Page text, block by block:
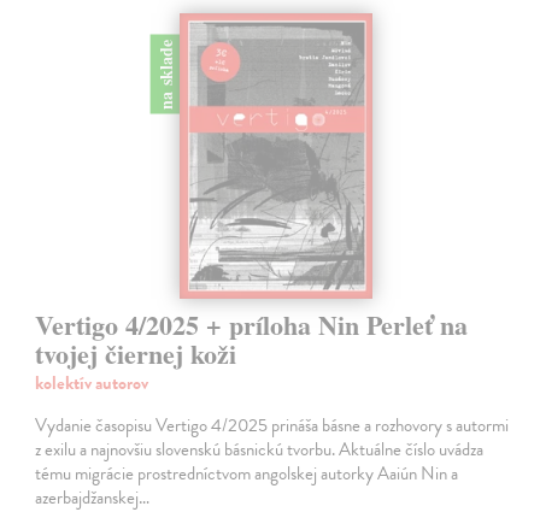
na sklade
Vertigo 4/2025 + príloha Nin Perleť na
tvojej čiernej koži
kolektív autorov
Vydanie časopisu Vertigo 4/2025 prináša básne a rozhovory s autormi
z exilu a najnovšiu slovenskú básnickú tvorbu. Aktuálne číslo uvádza
tému migrácie prostredníctvom angolskej autorky Aaiún Nin a
azerbajdžanskej…